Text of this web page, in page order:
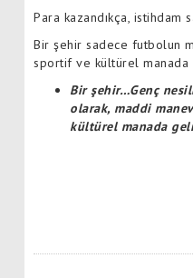
Para kazandıkça, istihdam
Bir şehir sadece futbolun
sportif ve kültürel manada
Bir şehir…Genç
olarak, maddi
kültürel manada